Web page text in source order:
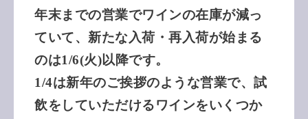
年末までの営業でワインの在庫が減っ
ていて、新たな入荷・再入荷が始まる
のは1/6(火)以降です。
1/4は新年のご挨拶のような営業で、試
飲をしていただけるワインをいくつか